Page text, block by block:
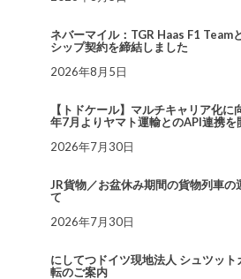
ネバーマイル：TGR Haas F1 Team
シップ契約を締結しました
2026年8月5日
【トドケール】マルチキャリア化
年7月よりヤマト運輸とのAPI連携を
2026年7月30日
JR貨物／お盆休み期間の貨物列車の
て
2026年7月30日
にしてつドイツ現地法人 シュツット
転のご案内